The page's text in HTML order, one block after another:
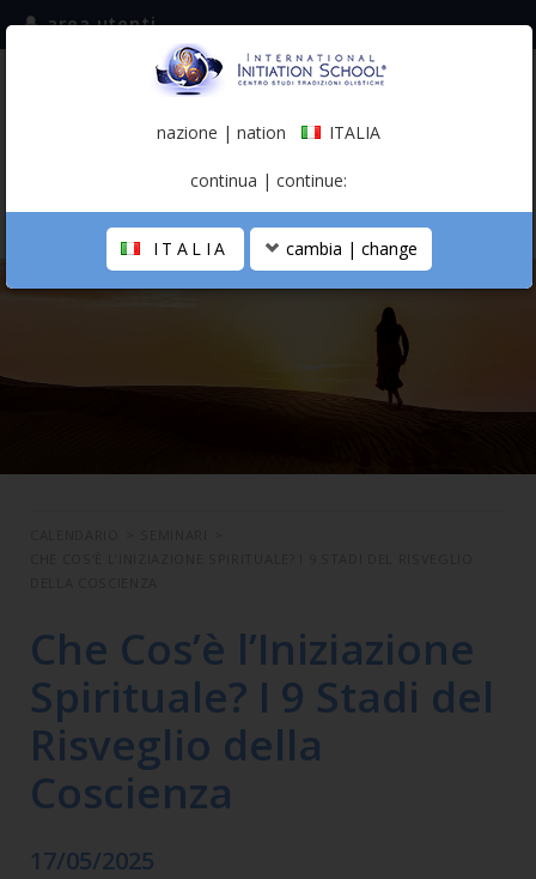
iscriviti alla mailing list
(italiano)
area utenti
LA SCUOLA
Che Cos’è l’Iniziazione
Spirituale? I 9 Stadi del
Risveglio della
Coscienza
17/05/2025
nazione | nation ITALIA
continua | continue:
ITALIA cambia | change